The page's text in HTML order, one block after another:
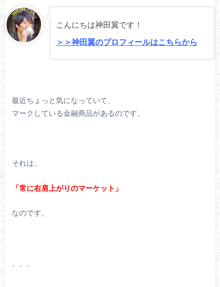
こんにちは神田翼です！
＞＞神田翼のプロフィールはこちらから
最近ちょっと気になっていて、
マークしている金融商品があるのです。
それは、
「常に右肩上がりのマーケット」
なのです。